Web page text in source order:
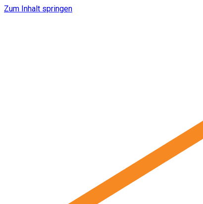
Zum Inhalt springen